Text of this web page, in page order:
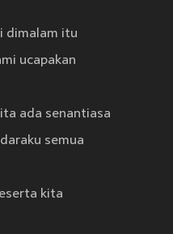
dimalam itu
ucapakan
ada senantiasa
semua
kita